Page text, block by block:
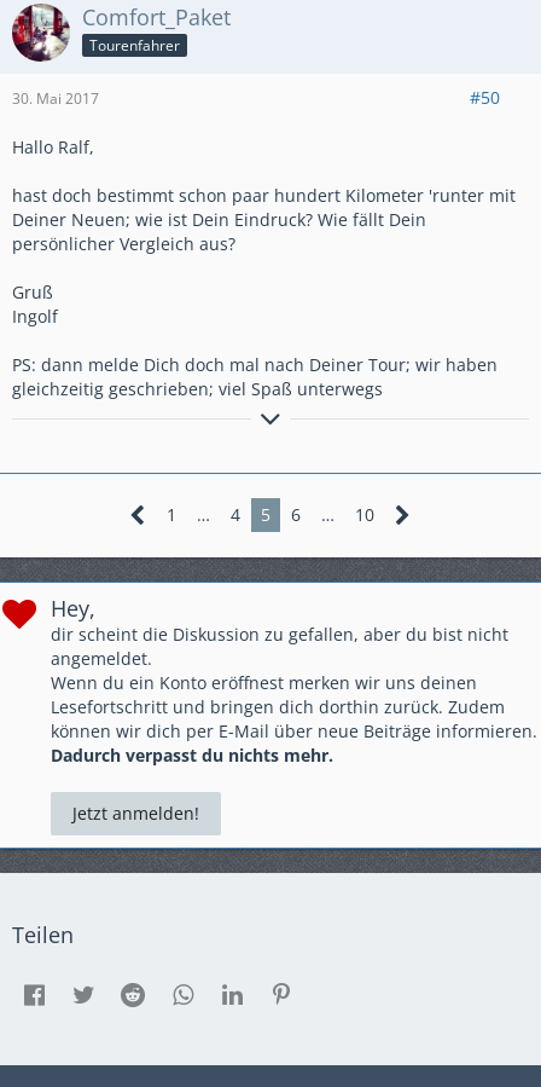
Comfort_Paket
Tourenfahrer
30. Mai 2017 #50
Hallo Ralf,
hast doch bestimmt schon paar hundert Kilometer 'runter mit
Deiner Neuen; wie ist Dein Eindruck? Wie fällt Dein
persönlicher Vergleich aus?
Gruß
Ingolf
PS: dann melde Dich doch mal nach Deiner Tour; wir haben
gleichzeitig geschrieben; viel Spaß unterwegs
Ex AT Adventure Sports 1000
1 … 4 5 6 … 10
Hey,
dir scheint die Diskussion zu gefallen, aber du bist nicht
angemeldet.
Wenn du ein Konto eröffnest merken wir uns deinen
Lesefortschritt und bringen dich dorthin zurück. Zudem
können wir dich per E-Mail über neue Beiträge informieren.
Dadurch verpasst du nichts mehr.
Jetzt anmelden!
Teilen